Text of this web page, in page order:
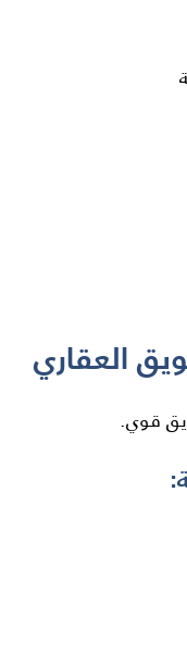
العقاري
قوي.